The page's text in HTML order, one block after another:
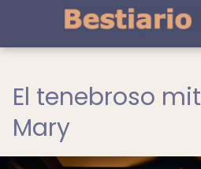
El tenebroso
Mary